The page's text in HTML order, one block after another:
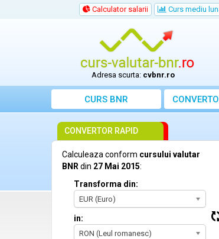
Calculator salarii Curs mediu
Adresa scurta: cvbnr.ro
CURS BNR
CONVERTOR RAPID
Calculeaza conform cursului valutar
BNR din 27 Mai 2015:
Transforma din:
EUR (Euro)
in:
RON (Leul romanesc)